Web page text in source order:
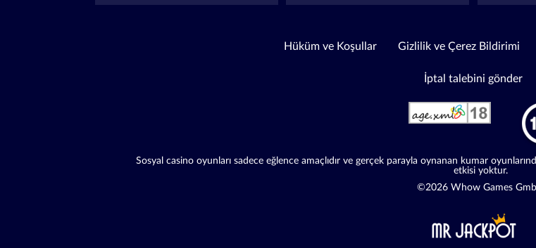
Hüküm ve Koşullar Gizlilik ve Çerez Bildirimi
İptal talebini gönder
Sosyal casino oyunları sadece eğlence amaçlıdır ve gerçek parayla oynanan kumar
etkisi yoktur.
©2026 Whow Games